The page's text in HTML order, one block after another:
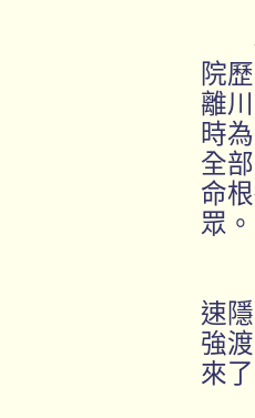
據
院
離
時
全
命
眾。
紅
速
強
來